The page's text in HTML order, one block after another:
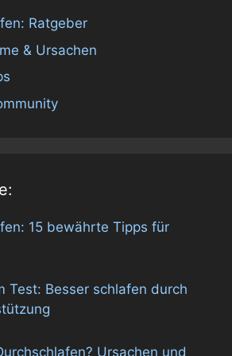
Ratgeber
& Ursachen
15 bewährte Tipps für
Test: Besser schlafen durch
Ursachen und